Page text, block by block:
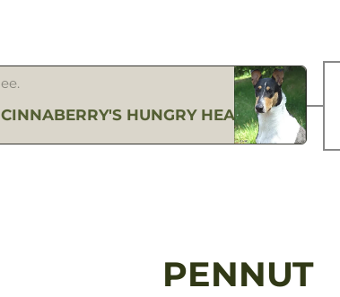
ee.
CINNABERRY'S HUNGRY HEART
PENNUT